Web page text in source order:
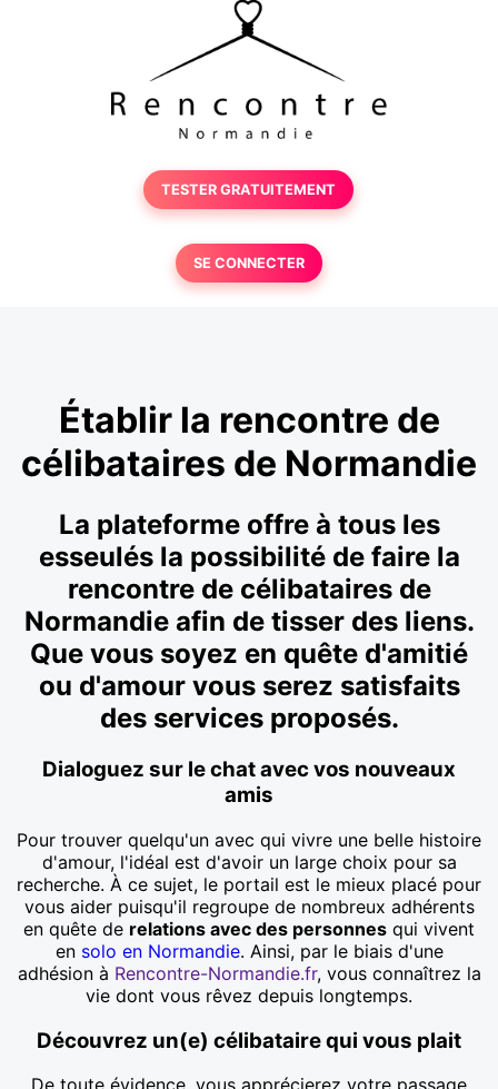
TESTER GRATUITEMENT
SE CONNECTER
Établir la rencontre de
célibataires de Normandie
La plateforme offre à tous les
esseulés la possibilité de faire la
rencontre de célibataires de
Normandie afin de tisser des liens.
Que vous soyez en quête d'amitié
ou d'amour vous serez satisfaits
des services proposés.
Dialoguez sur le chat avec vos nouveaux
amis
Pour trouver quelqu'un avec qui vivre une belle histoire
d'amour, l'idéal est d'avoir un large choix pour sa
recherche. À ce sujet, le portail est le mieux placé pour
vous aider puisqu'il regroupe de nombreux adhérents
en quête de relations avec des personnes qui vivent
en solo en Normandie. Ainsi, par le biais d'une
adhésion à Rencontre-Normandie.fr, vous connaîtrez la
vie dont vous rêvez depuis longtemps.
Découvrez un(e) célibataire qui vous plait